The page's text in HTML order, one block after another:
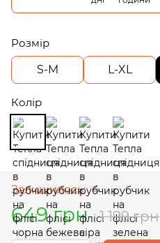
Розмір
S-M
L-XL
Колір
Залишилось: 4
649 грн 1 199 грн